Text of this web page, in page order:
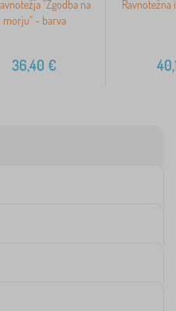
"Zgodba na
morju" - barva
36,40 €
Ravnotežna